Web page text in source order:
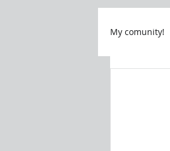
My comunity!